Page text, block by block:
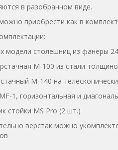
в разобранном виде.
приобрести как в
модели столешниц из фанеры
М-100 из стали
М-140 на
1, горизонтальная и
стойки MS Pro (2 шт.)
верстак можно